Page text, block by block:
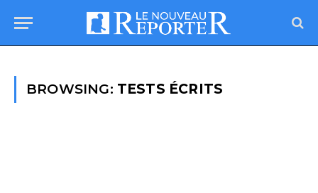
BROWSING: TESTS ÉCRITS